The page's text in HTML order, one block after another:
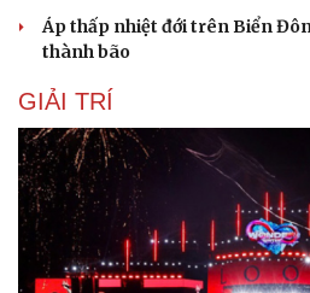
Áp thấp nhiệt đới trên Biển
thành bão
GIẢI TRÍ